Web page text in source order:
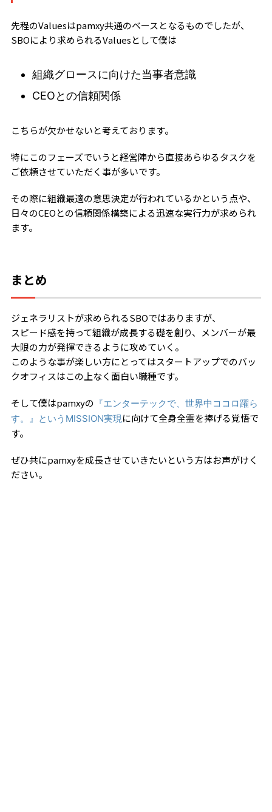
先程のValuesはpamxy共通のベースとなるものでしたが、
SBOにより求められるValuesとして僕は
組織グロースに向けた当事者意識
CEOとの信頼関係
こちらが欠かせないと考えております。
特にこのフェーズでいうと経営陣から直接あらゆるタスクを
ご依頼させていただく事が多いです。
その際に組織最適の意思決定が行われているかという点や、
日々のCEOとの信頼関係構築による迅速な実行力が求められ
ます。
まとめ
ジェネラリストが求められるSBOではありますが、
スピード感を持って組織が成長する礎を創り、メンバーが最
大限の力が発揮できるように攻めていく。
このような事が楽しい方にとってはスタートアップでのバッ
クオフィスはこの上なく面白い職種です。
そして僕はpamxyの 『エンターテックで、世界中ココロ躍ら
す。』というMISSION実現に向けて全身全霊を捧げる覚悟で
す。
ぜひ共にpamxyを成長させていきたいという方はお声がけく
ださい。